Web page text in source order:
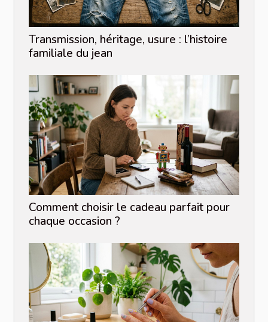
Transmission, héritage, usure : l’histoire
familiale du jean
Comment choisir le cadeau parfait pour
chaque occasion ?